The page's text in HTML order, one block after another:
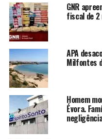
GNR
fiscal de 2
APA
Milfontes
Homem
Évora.